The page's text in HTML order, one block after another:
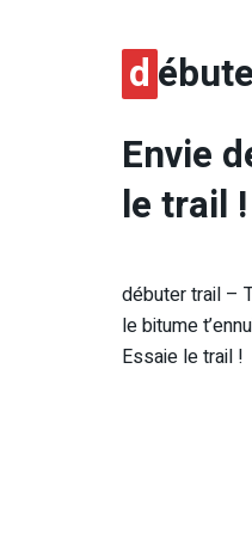
d
Envie
le trail
débuter trail –
le bitume
Essaie le trail !